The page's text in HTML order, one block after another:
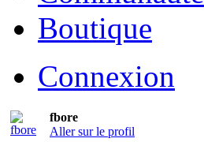
Boutique
Connexion
fbore
Aller sur le profil